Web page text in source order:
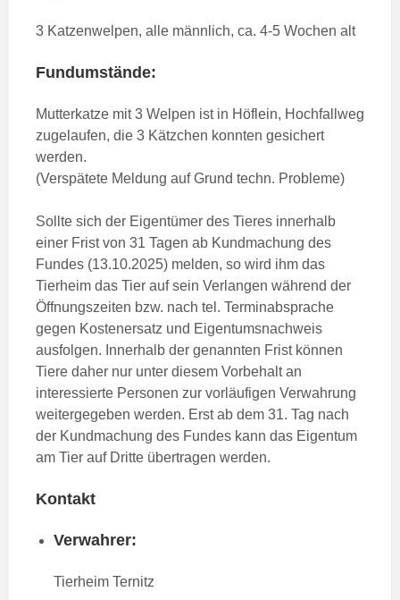
3 Katzenwelpen, alle männlich, ca. 4-5 Wochen alt
Fundumstände:
Mutterkatze mit 3 Welpen ist in Höflein, Hochfallweg
zugelaufen, die 3 Kätzchen konnten gesichert
werden.
(Verspätete Meldung auf Grund techn. Probleme)
Sollte sich der Eigentümer des Tieres innerhalb
einer Frist von 31 Tagen ab Kundmachung des
Fundes (13.10.2025) melden, so wird ihm das
Tierheim das Tier auf sein Verlangen während der
Öffnungszeiten bzw. nach tel. Terminabsprache
gegen Kostenersatz und Eigentumsnachweis
ausfolgen. Innerhalb der genannten Frist können
Tiere daher nur unter diesem Vorbehalt an
interessierte Personen zur vorläufigen Verwahrung
weitergegeben werden. Erst ab dem 31. Tag nach
der Kundmachung des Fundes kann das Eigentum
am Tier auf Dritte übertragen werden.
Kontakt
Verwahrer:
Tierheim Ternitz